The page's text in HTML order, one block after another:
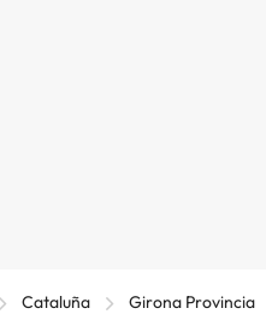
Cataluña Girona Provincia